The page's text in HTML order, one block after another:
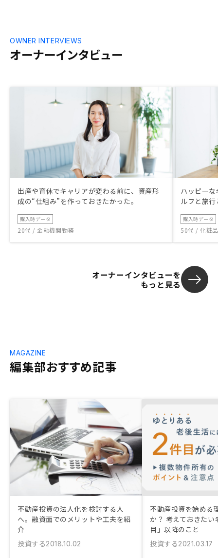
オーナーインタビュー
OWNER INTERVIEWS
出産や育休でキャリアが変わる前に、資産形
成の“仕組み”を作っておきたかった。
購入時データ
20代 / 金融機関勤務
ハッピー
ルフと旅
購入時データ
50代 / 化粧
オーナーインタビューを
もっと見る
編集部おすすめ記事
MAGAZINE
不動産投資の法人化を検討する人
へ。融資面でのメリットや工夫を紹
介
投資する2018.10.02
不動産投資を始める
か？ 考えておきたい
目」以降のこと
投資する2021.03.17